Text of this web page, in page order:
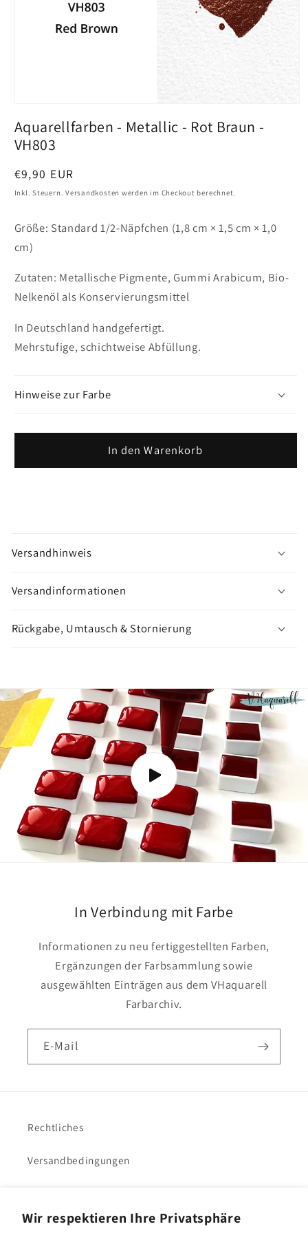
Wir respektieren Ihre Privatsphäre
in
Vollansicht
öffnen
Aquarellfarben - Metallic - Rot Braun -
VH803
Preis
€9,90 EUR
Inkl. Steuern. Versandkosten werden im Checkout berechnet.
Größe: Standard 1/2-Näpfchen (1,8 cm × 1,5 cm × 1,0
cm)
Zutaten: Metallische Pigmente, Gummi Arabicum, Bio-
Nelkenöl als Konservierungsmittel
In Deutschland handgefertigt.
Mehrstufige, schichtweise Abfüllung.
Hinweise zur Farbe
In den Warenkorb
h
a
n
g
e
n
Versandhinweis
Versandinformationen
Rückgabe, Umtausch & Stornierung
In Verbindung mit Farbe
Informationen zu neu fertiggestellten Farben,
Ergänzungen der Farbsammlung sowie
ausgewählten Einträgen aus dem VHaquarell
Farbarchiv.
E-Mail
Rechtliches
Versandbedingungen
VHacademy